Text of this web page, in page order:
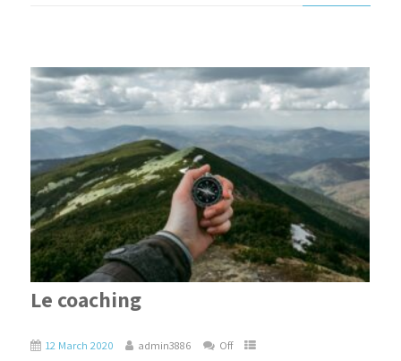
Le coaching
12 March 2020 admin3886 Off